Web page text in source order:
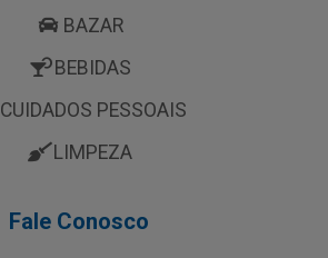
BAZAR
BEBIDAS
CUIDADOS PESSOAIS
LIMPEZA
Fale Conosco